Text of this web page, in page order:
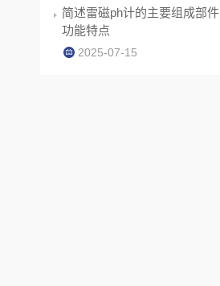
简述雷磁ph计的主要组成部件
功能特点
2025-07-15